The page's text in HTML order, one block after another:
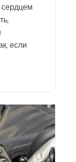
сердцем
если